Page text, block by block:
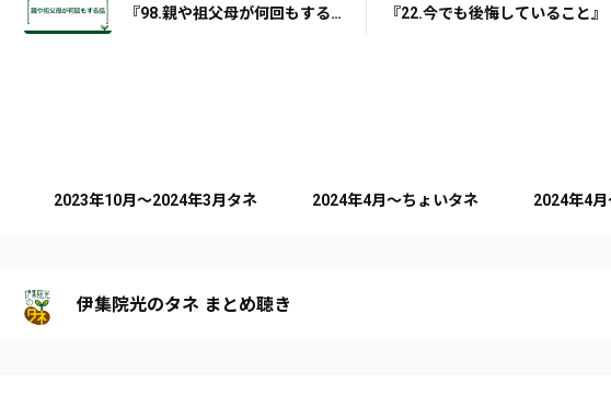
『98.親や祖父母が何回もする
『22.今でも後悔していること』
2023年10月～2024年3月タネ 2024年4月～ちょいタネ 2024年4月
伊集院光のタネ まとめ聴き